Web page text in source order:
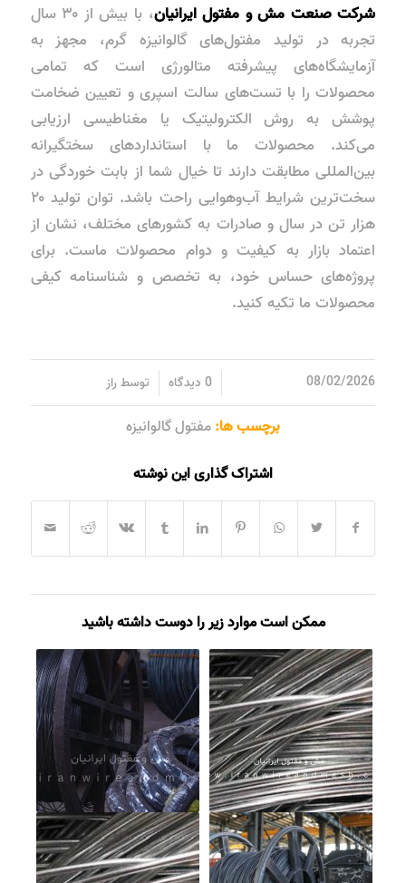
شرکت صنعت مش و مفتول ایرانیان
، با بیش از ۳۰ سال
تجربه در تولید مفتول‌های گالوانیزه گرم، مجهز به
آزمایشگاه‌های پیشرفته متالورژی است که تمامی
محصولات را با تست‌های سالت اسپری و تعیین ضخامت
پوشش به روش الکترولیتیک یا مغناطیسی ارزیابی
می‌کند. محصولات ما با استانداردهای سختگیرانه
بین‌المللی مطابقت دارند تا خیال شما از بابت خوردگی در
سخت‌ترین شرایط آب‌وهوایی راحت باشد. توان تولید ۲۰
هزار تن در سال و صادرات به کشورهای مختلف، نشان از
اعتماد بازار به کیفیت و دوام محصولات ماست. برای
پروژه‌های حساس خود، به تخصص و شناسنامه کیفی
محصولات ما تکیه کنید.
08/02/2026 0 دیدگاه توسطراز
برچسب ها: مفتول گالوانیزه
اشتراک گذاری این نوشته
ممکن است موارد زیر را دوست داشته باشید